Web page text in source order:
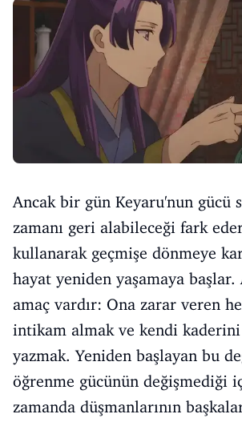
Ancak bir gün Keyaru'nun gücü
zamanı geri alabileceği fark
kullanarak geçmişe dönmeye
hayat yeniden yaşamaya
amaç vardır: Ona zarar veren
intikam almak ve kendi
yazmak. Yeniden başlayan bu
öğrenme gücünün değişmediği
zamanda düşmanlarının